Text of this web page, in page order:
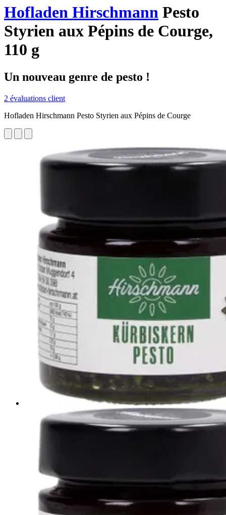
Hofladen Hirschmann Pesto
Styrien aux Pépins de Courge,
110 g
Un nouveau genre de pesto !
2 évaluations client
Hofladen Hirschmann Pesto Styrien aux Pépins de Courge